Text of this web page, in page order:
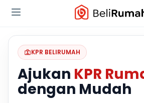
KPR BELIRUMAH
Ajukan KPR
dengan Mudah